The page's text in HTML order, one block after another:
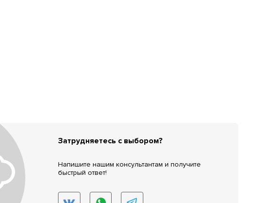
Затрудняетесь с выбором?
Напишите нашим консультантам и получите
быстрый ответ!